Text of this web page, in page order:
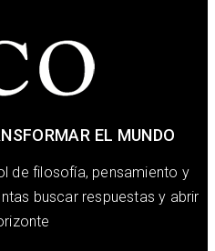
EL MUNDO
de filosofía, pensamiento y
buscar respuestas y abrir